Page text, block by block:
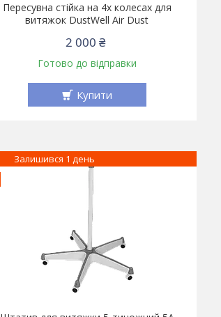
Пересувна стійка на 4х колесах для
витяжок DustWell Air Dust
2 000 ₴
Готово до відправки
Купити
Залишився 1 день